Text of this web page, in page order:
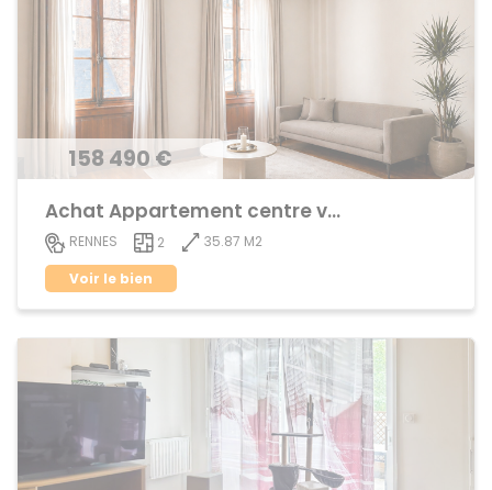
158 490 €
Achat Appartement centre ville
RENNES 2
35.87 M2
Voir le bien